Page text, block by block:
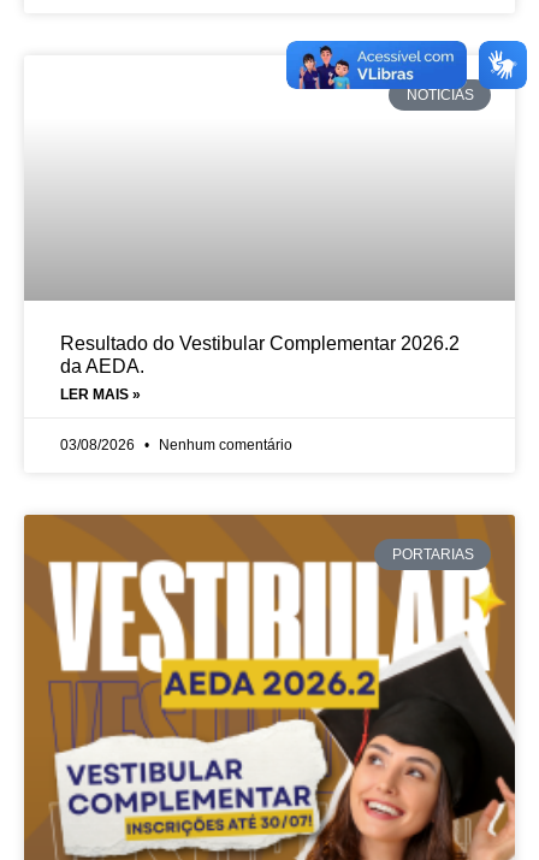
NOTÍCIAS
Resultado do Vestibular Complementar 2026.2
da AEDA.
LER MAIS »
03/08/2026 Nenhum comentário
PORTARIAS